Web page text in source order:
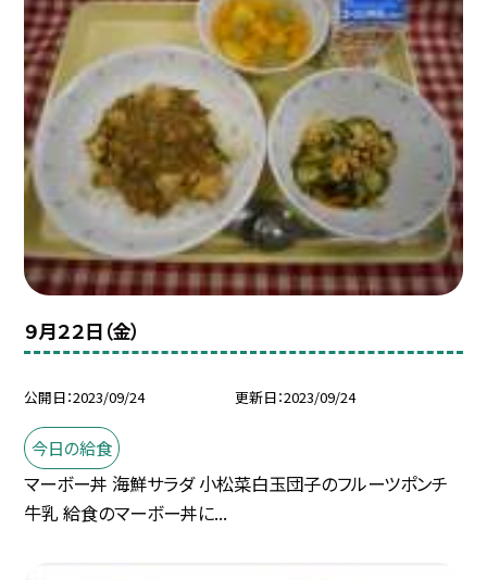
９月２２日（金）
公開日 2023/09/24 更新日 2023/09/24
今日の給食
マーボー丼 海鮮サラダ 小松菜白玉団子のフルーツポンチ
牛乳 給食のマーボー丼に...